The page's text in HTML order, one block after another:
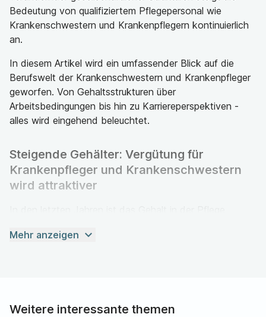
Bedeutung von qualifiziertem Pflegepersonal wie
Krankenschwestern und Krankenpflegern kontinuierlich
an.
In diesem Artikel wird ein umfassender Blick auf die
Berufswelt der Krankenschwestern und Krankenpfleger
geworfen. Von Gehaltsstrukturen über
Arbeitsbedingungen bis hin zu Karriereperspektiven -
alles wird eingehend beleuchtet.
Steigende Gehälter: Vergütung für
Krankenpfleger und Krankenschwestern
wird attraktiver
Personalmangel und andererseits auf die wachsende
Mehr anzeigen expand_more
Weitere interessante themen